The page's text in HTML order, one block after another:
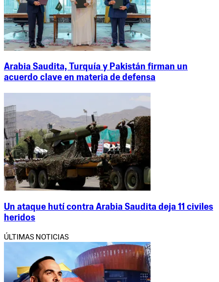
Arabia Saudita, Turquía y Pakistán firman un
acuerdo clave en materia de defensa
Un ataque hutí contra Arabia Saudita deja 11 civiles
heridos
ÚLTIMAS NOTICIAS